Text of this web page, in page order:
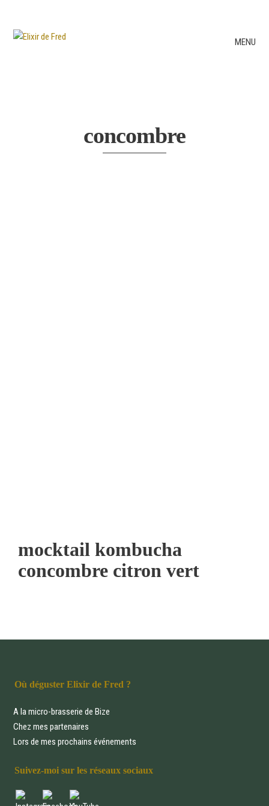
MENU
concombre
mocktail kombucha
concombre citron vert
Où déguster Elixir de Fred ?
A la micro-brasserie de Bize
Chez mes partenaires
Lors de mes prochains événements
Suivez-moi sur les réseaux sociaux